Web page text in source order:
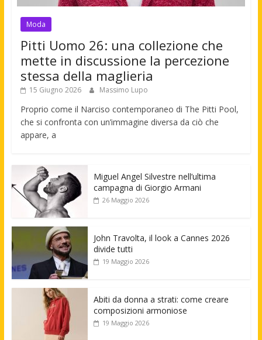
Moda
Pitti Uomo 26: una collezione che
mette in discussione la percezione
stessa della maglieria
15 Giugno 2026 Massimo Lupo
Proprio come il Narciso contemporaneo di The Pitti Pool,
che si confronta con un’immagine diversa da ciò che
appare, a
Miguel Angel Silvestre nell’ultima
campagna di Giorgio Armani
26 Maggio 2026
John Travolta, il look a Cannes 2026
divide tutti
19 Maggio 2026
Abiti da donna a strati: come creare
composizioni armoniose
19 Maggio 2026